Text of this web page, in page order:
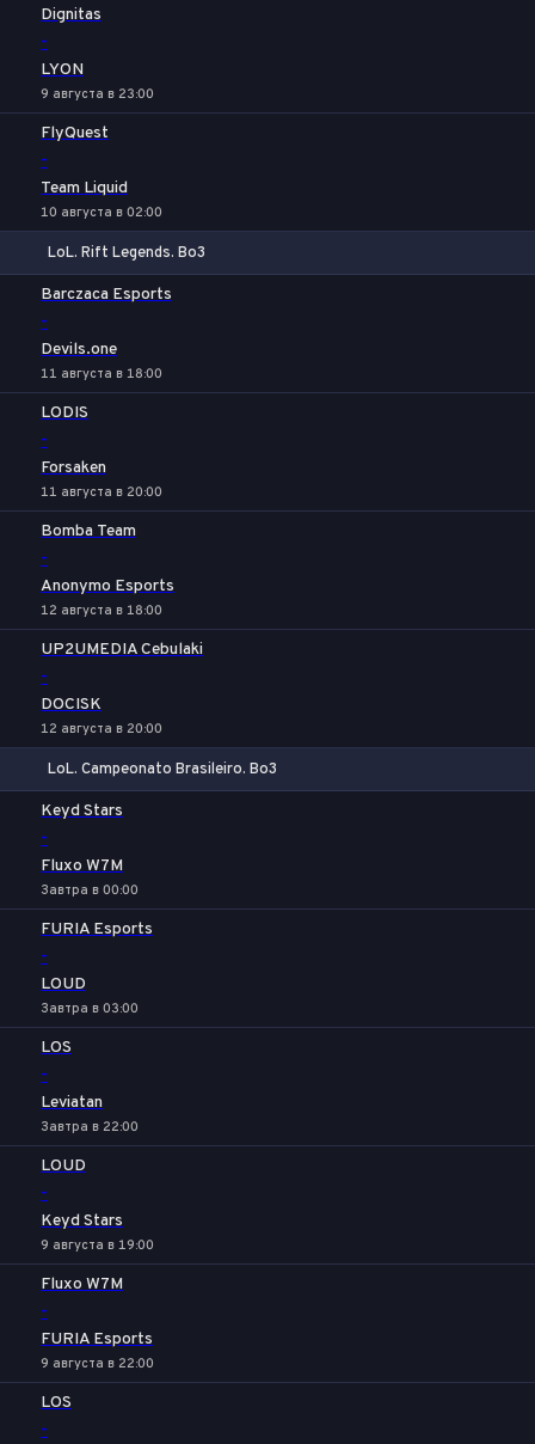
Dignitas
-
LYON
9 августа в 23:00
FlyQuest
-
Team Liquid
10 августа в 02:00
LoL. Rift Legends. Bo3
Barczaca Esports
-
Devils.one
11 августа в 18:00
LODIS
-
Forsaken
11 августа в 20:00
Bomba Team
-
Anonymo Esports
12 августа в 18:00
UP2UMEDIA Cebulaki
-
DOCISK
12 августа в 20:00
LoL. Campeonato Brasileiro. Bo3
Keyd Stars
-
Fluxo W7M
Завтра в 00:00
FURIA Esports
-
LOUD
Завтра в 03:00
LOS
-
Leviatan
Завтра в 22:00
LOUD
-
Keyd Stars
9 августа в 19:00
Fluxo W7M
-
FURIA Esports
9 августа в 22:00
LOS
-